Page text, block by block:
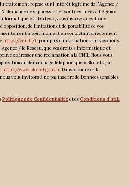
du traitement repose sur l'intérêt légitime de l'Agence /
demande de suppression et sont destinées à l'Agence
et libertés », vous disposez des droits
d’opposition, de limitation et de portabilité de vos
à tout moment en contactant directement
https://cnil.fr/frpour plus d’informations sur vos droits.
/ le Réseau, que vos droits « Informatique et
adresser une réclamation à la CNIL. Nous vous
au démarchage téléphonique « Bloctel », sur
https://www.bloctel.gouv.fr . Dans le cadre de la
vous invitons à ne pas inscrire de Données sensibles
Politiques de Confidentialitéet esConditions d'utili